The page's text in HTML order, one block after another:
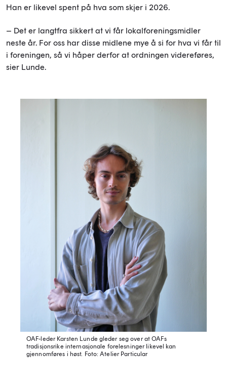
Han er likevel spent på hva som skjer i 2026.
– Det er langtfra sikkert at vi får lokalforeningsmidler
neste år. For oss har disse midlene mye å si for hva vi får til
i foreningen, så vi håper derfor at ordningen videreføres,
sier Lunde.
OAF-leder Karsten Lunde gleder seg over at OAFs
tradisjonsrike internasjonale forelesninger likevel kan
gjennomføres i høst. Foto: Atelier Particular